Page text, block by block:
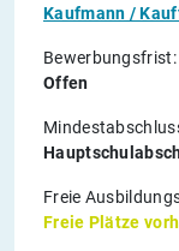
Kaufmann /
Bewerbungsfrist:
Offen
Freie
Freie Plätze